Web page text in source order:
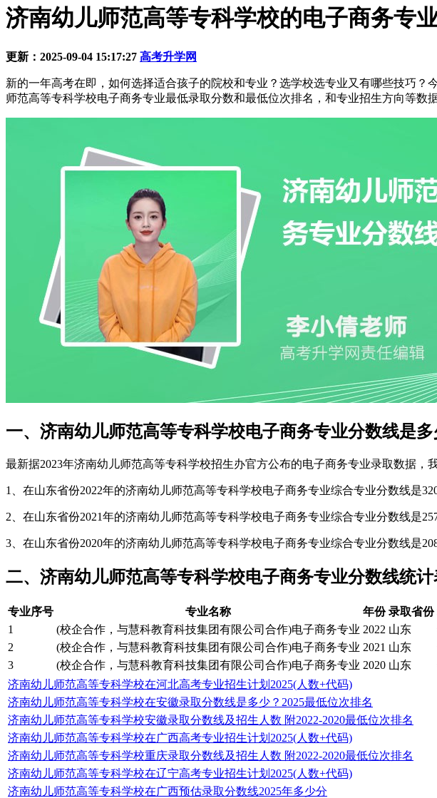
济南幼儿师范高等专科学校的电子商务专
更新：2025-09-04 15:17:27 高考升学网
新的一年高考在即，如何选择适合孩子的院校和专业？选学校选专业又有哪些技巧
师范高等专科学校电子商务专业最低录取分数和最低位次排名，和专业招生方向等数据
一、济南幼儿师范高等专科学校电子商务专业分数线是
最新据2023年济南幼儿师范高等专科学校招生办官方公布的电子商务专业录取数据，
1、在山东省份2022年的济南幼儿师范高等专科学校电子商务专业综合专业分数线是
2、在山东省份2021年的济南幼儿师范高等专科学校电子商务专业综合专业分数线是
3、在山东省份2020年的济南幼儿师范高等专科学校电子商务专业综合专业分数线是
二、济南幼儿师范高等专科学校电子商务专业分数线统计
专业序号 专业名称 年份 录取省份
1
(校企合作，与慧科教育科技集团有限公司合作)电子商务专业 2022 山东
2
(校企合作，与慧科教育科技集团有限公司合作)电子商务专业 2021 山东
3
(校企合作，与慧科教育科技集团有限公司合作)电子商务专业 2020 山东
济南幼儿师范高等专科学校在河北高考专业招生计划2025(人数+代码)
济南幼儿师范高等专科学校在安徽录取分数线是多少？2025最低位次排名
济南幼儿师范高等专科学校安徽录取分数线及招生人数 附2022-2020最低位次排名
济南幼儿师范高等专科学校在广西高考专业招生计划2025(人数+代码)
济南幼儿师范高等专科学校重庆录取分数线及招生人数 附2022-2020最低位次排名
济南幼儿师范高等专科学校在辽宁高考专业招生计划2025(人数+代码)
济南幼儿师范高等专科学校在广西预估录取分数线2025年多少分